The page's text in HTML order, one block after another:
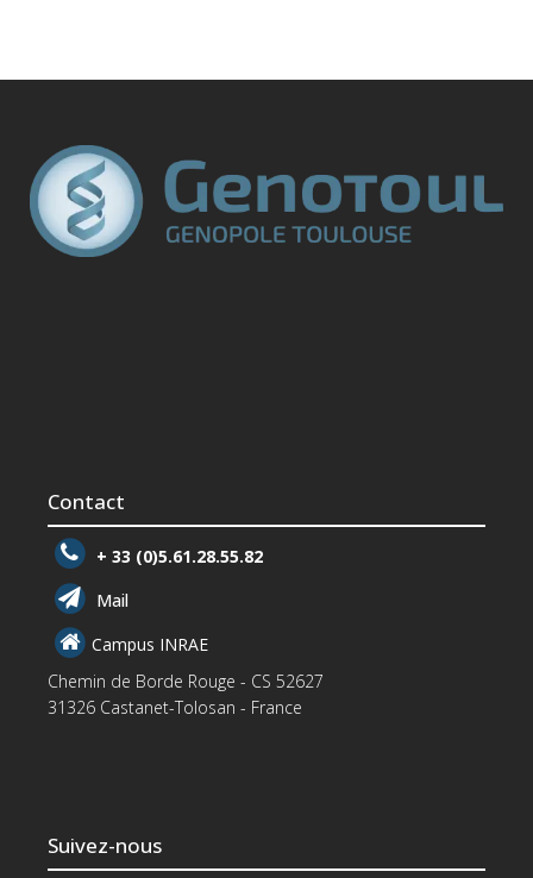
Contact
+ 33 (0)5.61.28.55.82
Mail
Campus INRAE
Chemin de Borde Rouge - CS 52627
31326 Castanet-Tolosan - France
Suivez-nous